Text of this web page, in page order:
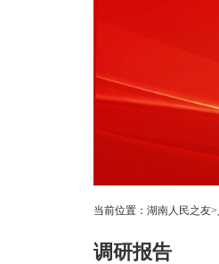
当前位置： 湖南人民之友>
调研报告